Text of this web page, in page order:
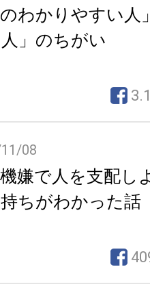
のわかりやすい
」のちがい
08
機嫌で人を支配し
ちがわかった話